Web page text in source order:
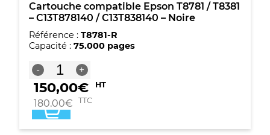
Cartouche compatible Epson T8781 / T8381
– C13T878140 / C13T838140 – Noire
Référence : T8781-R
Capacité : 75.000 pages
-
quantité
de
Cartouche
compatible
Epson
+
150,00€ HT
180,00€ TTC